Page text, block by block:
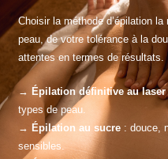
Choisir la méthode d’épilation
peau, de votre tolérance à la
attentes en termes de résultats.
→ Épilation définitive au laser
types de peau.
→ Épilation au sucre: douce,
sensibles.